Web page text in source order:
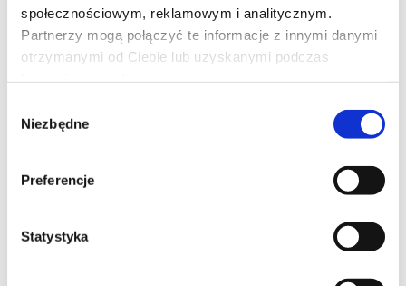
społecznościowym, reklamowym i analitycznym.
Partnerzy mogą połączyć te informacje z innymi danymi
otrzymanymi od Ciebie lub uzyskanymi podczas
zgody
Niezbędne
Preferencje
Statystyka
*******